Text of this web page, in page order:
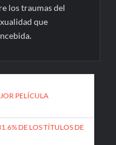
los traumas del
que
PELÍCULA
DE LOS TÍTULOS DE